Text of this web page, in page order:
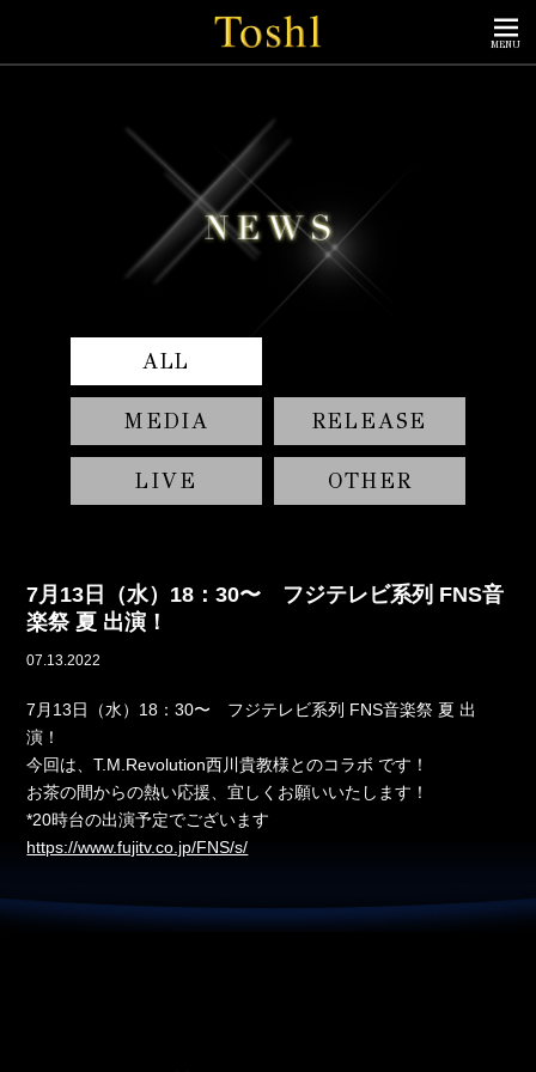
MENU
ALL
MEDIA RELEASE
LIVE OTHER
7月13日（水）18：30〜 フジテレビ系列 FNS音
楽祭 夏 出演！
07.13.2022
7月13日（水）18：30〜 フジテレビ系列 FNS音楽祭 夏 出
演！
今回は、T.M.Revolution西川貴教様とのコラボ です！
お茶の間からの熱い応援、宜しくお願いいたします！
*20時台の出演予定でございます
https://www.fujitv.co.jp/FNS/s/